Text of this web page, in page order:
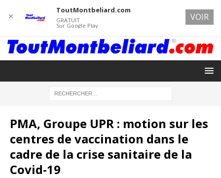
PMA, Groupe UPR : motion sur les
centres de vaccination dans le
cadre de la crise sanitaire de la
Covid-19
✕
ToutMontbeliard.com
GRATUIT
Sur Google Play
VOIR